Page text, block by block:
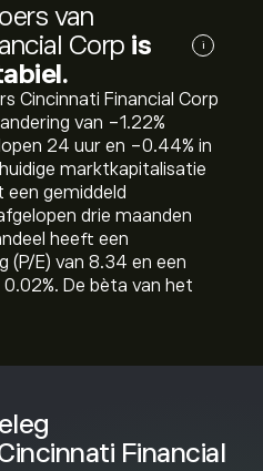
Financial
van
Corp is
i
Cincinnati Financial Corp
van ‎-1.22‎%
24 uur en ‎-0.44‎% in
marktkapitalisatie
een gemiddeld
drie maanden
heeft een
E) van 8.34 en een
De bèta van het